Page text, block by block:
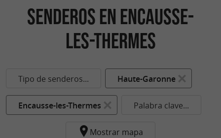
senderos en Encausse-
les-Thermes
Tipo de senderos... Haute-Garonne
Encausse-les-Thermes Palabra clave...
Mostrar mapa